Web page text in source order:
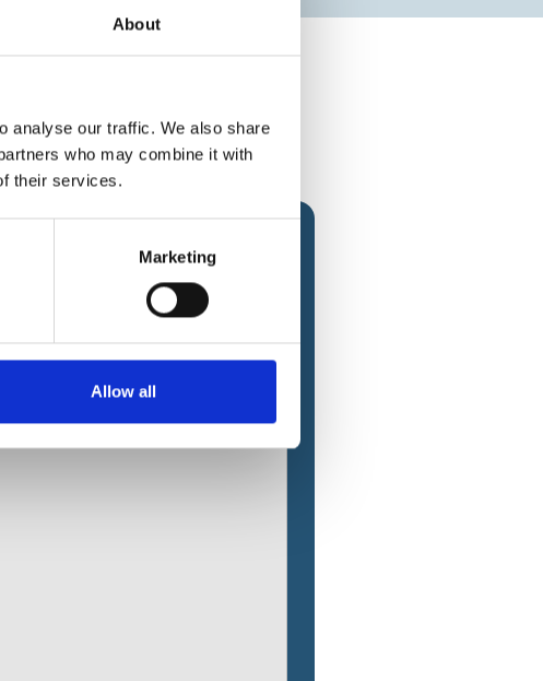
About
analyse our traffic. We also share
who may combine it with
their services.
Marketing
Allow all